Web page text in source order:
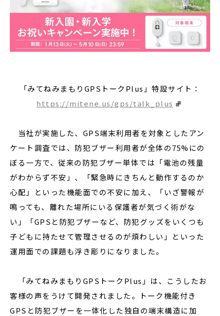
「みてねみまもりGPSトークPlus」特設サイト：
https://mitene.us/gps/talk_plus
当社が実施した、GPS端末利用者を対象としたアン
ケート調査では、防犯ブザー利用者が全体の75%にの
ぼる一方で、従来の防犯ブザー単体では「電池の残量
がわからず不安」、「緊急時にきちんと動作するのか
心配」といった機能面での不安に加え、「いざ警報が
鳴っても、離れた場所にいる保護者が気づく術がな
い」「GPSと防犯ブザーなど、防犯グッズをいくつも
子どもに持たせて管理させるのが煩わしい」といった
運用面での課題も浮き彫りになりました。
「みてねみまもりGPSトークPlus」は、こうしたお
客様の声をうけて開発されました。トーク機能付き
GPSと防犯ブザーを一体化した独自の端末構造に加